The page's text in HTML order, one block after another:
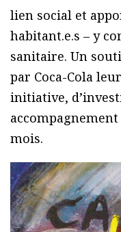
lien social et
habitant.e.s – y
sanitaire. Un
par Coca-Cola
initiative,
mois.